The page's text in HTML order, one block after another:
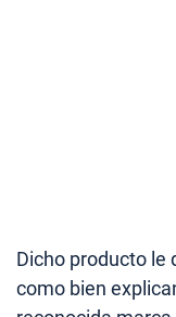
Dicho producto le
como bien